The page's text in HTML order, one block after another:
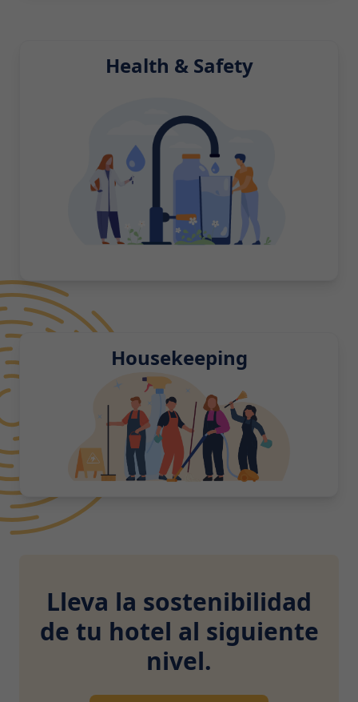
Health & Safety
Housekeeping
Lleva la sostenibilidad
de tu hotel al siguiente
nivel.